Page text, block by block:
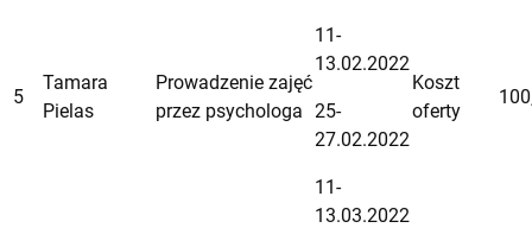
5
Tamara
Pielas
Prowadzenie zajęć
przez psychologa
11-
13.02.2022
25-
27.02.2022
11-
13.03.2022
Koszt
oferty